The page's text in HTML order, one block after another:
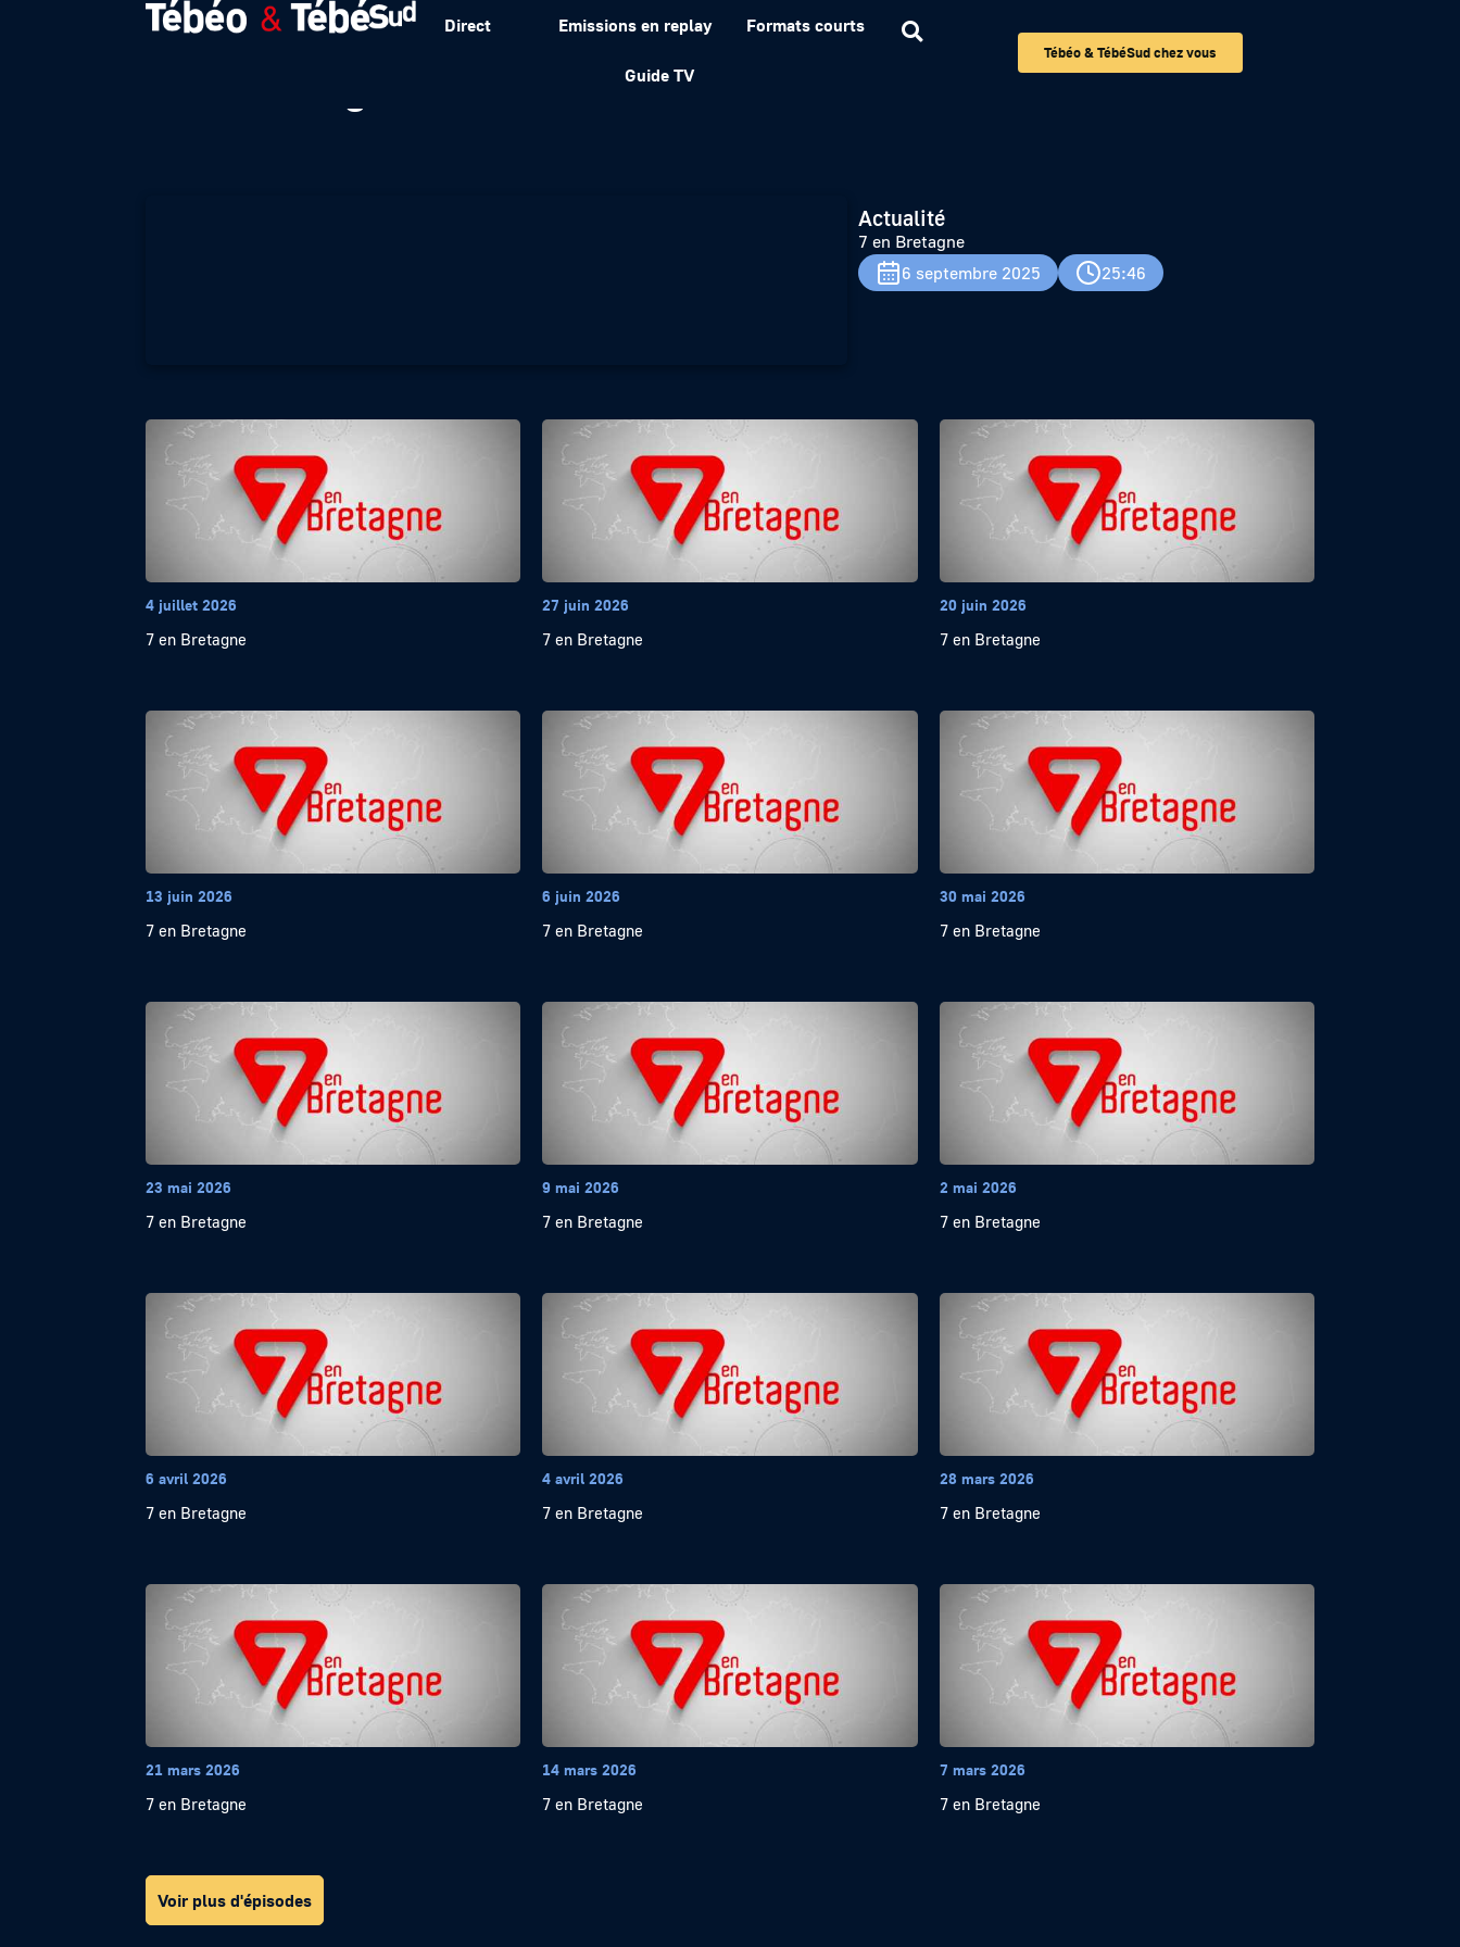
Direct Emissions en replay Formats courts
Guide TV
Tébéo & TébéSud chez vous
Actualité
7 en Bretagne
6 septembre 2025
25:46
4 juillet 2026
7 en Bretagne
27 juin 2026
7 en Bretagne
20 juin 2026
7 en Bretagne
13 juin 2026
7 en Bretagne
6 juin 2026
7 en Bretagne
30 mai 2026
7 en Bretagne
23 mai 2026
7 en Bretagne
9 mai 2026
7 en Bretagne
2 mai 2026
7 en Bretagne
6 avril 2026
7 en Bretagne
4 avril 2026
7 en Bretagne
28 mars 2026
7 en Bretagne
21 mars 2026
7 en Bretagne
14 mars 2026
7 en Bretagne
7 mars 2026
7 en Bretagne
Voir plus d'épisodes